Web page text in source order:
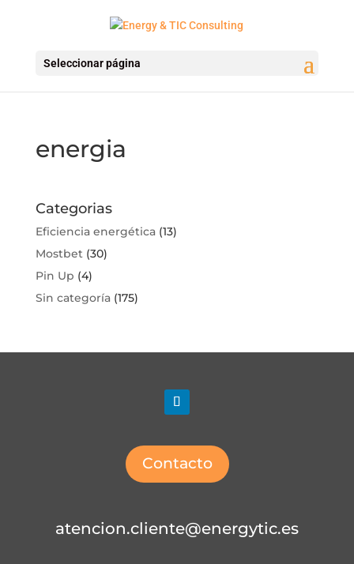
Seleccionar página
energia
Categorias
Eficiencia energética(13)
Mostbet(30)
Pin Up (4)
Sin categoría(175)
Contacto
atencion.cliente@energytic.es